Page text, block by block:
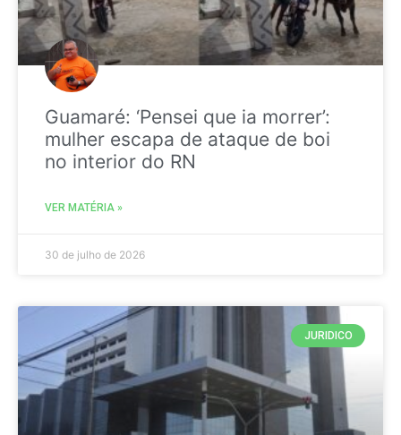
Guamaré: ‘Pensei que ia morrer’:
mulher escapa de ataque de boi
no interior do RN
VER MATÉRIA »
30 de julho de 2026
JURIDICO